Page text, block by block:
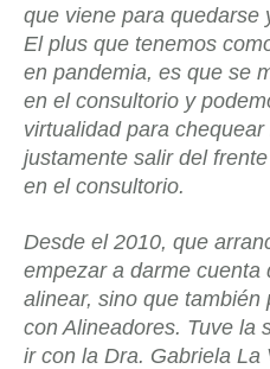
que viene para quedarse
El plus que tenemos
en pandemia, es que se
en el consultorio y
virtualidad para
justamente salir del
en el consultorio.
Desde el 2010, que
empezar a darme cuenta
alinear, sino que
con Alineadores. Tuve la
ir con la Dra. Gabriela La